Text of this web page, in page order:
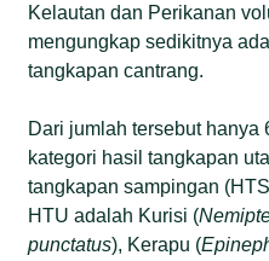
Kelautan dan Perikanan
mengungkap sedikitnya
tangkapan cantrang.
Dari jumlah tersebut hanya
kategori hasil tangkapan
tangkapan sampingan
HTU adalah Kurisi (
punctatus), Kerapu (